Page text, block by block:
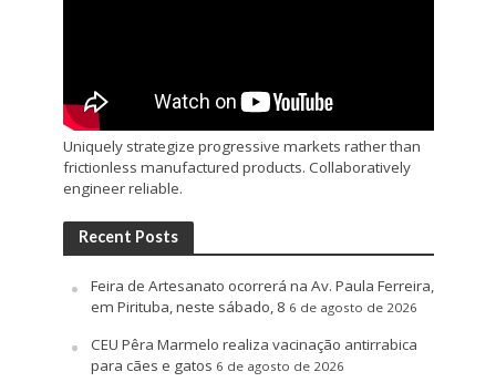
Uniquely strategize progressive markets rather than
frictionless manufactured products. Collaboratively
engineer reliable.
Recent Posts
Feira de Artesanato ocorrerá na Av. Paula Ferreira,
em Pirituba, neste sábado, 8 6 de agosto de 2026
CEU Pêra Marmelo realiza vacinação antirrabica
para cães e gatos 6 de agosto de 2026